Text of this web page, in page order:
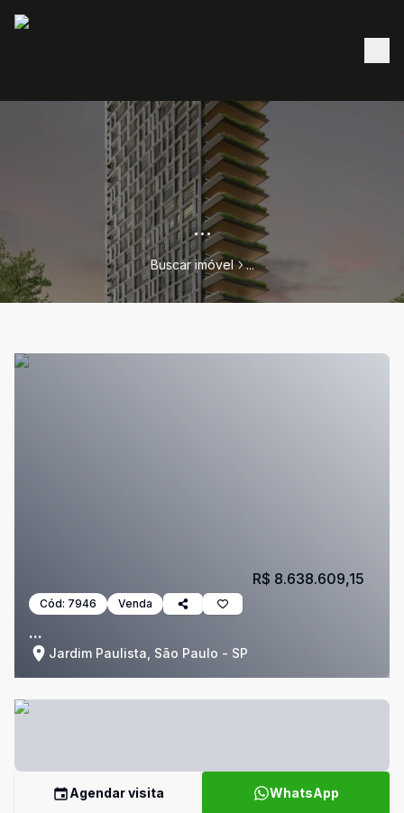
...
Buscar imóvel ...
Cód: 7946 Venda
...
Jardim Paulista, São Paulo - SP
R$ 8.638.609,15
Agendar visita WhatsApp